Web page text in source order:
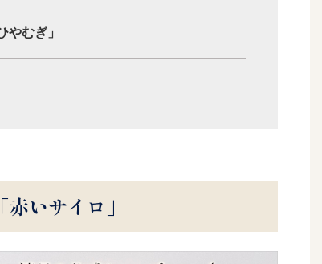
むぎ」
いサイロ」